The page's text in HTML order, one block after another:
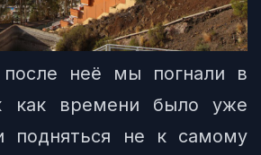
неё мы погнали в
как времени было уже
подняться не к самому